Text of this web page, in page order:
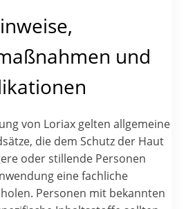
und
von Loriax gelten allgemeine
die dem Schutz der Haut
oder stillende Personen
eine fachliche
Personen mit bekannten